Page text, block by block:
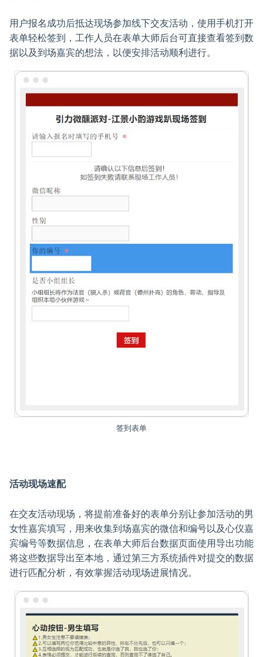
用户报名成功后抵达现场参加线下交友活动，使用手机打开
表单轻松签到，工作人员在表单大师后台可直接查看签到数
据以及到场嘉宾的想法，以便安排活动顺利进行。
签到表单
活动现场速配
在交友活动现场，将提前准备好的表单分别让参加活动的男
女性嘉宾填写，用来收集到场嘉宾的微信和编号以及心仪嘉
宾编号等数据信息，在表单大师后台数据页面使用导出功能
将这些数据导出至本地，通过第三方系统插件对提交的数据
进行匹配分析，有效掌握活动现场进展情况。